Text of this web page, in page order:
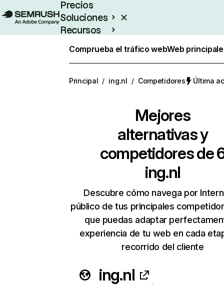
Precios
Soluciones
Recursos
Comprueba el tráfico webWeb
Principal / ing.nl / Competidores Última
Mejores
alternativas y
competidores de
ing.nl
Descubre cómo navega por
público de tus principales
que puedas adaptar
experiencia de tu web en cada
recorrido del cliente
ing.nl